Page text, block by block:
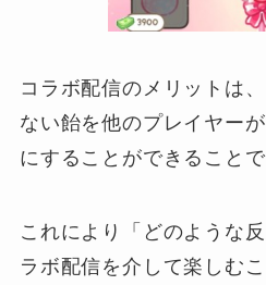
コラボ配信のメリットは
ない飴を他のプレイヤー
にすることができることで
これにより「どのような
ラボ配信を介して楽しむ